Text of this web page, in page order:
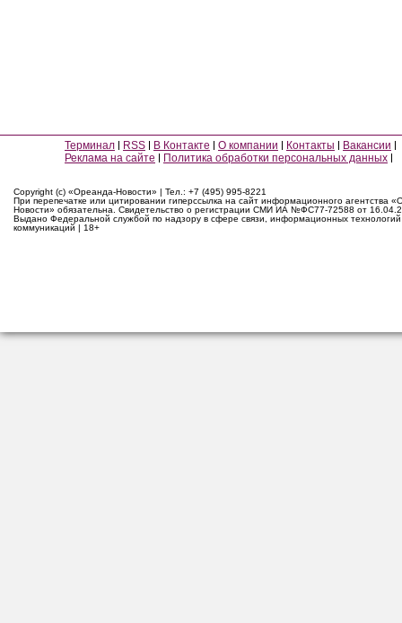
Терминал RSS В Контакте О компании Контакты
Вакансии
Реклама на сайте
Политика обработки персональных данных
Copyright (c) «Ореанда-Новости» | Тел.: +7 (495) 995-8221
При перепечатке или цитировании гиперссылка на сайт информационного агентства
Новости» обязательна. Свидетельство о регистрации СМИ ИА №ФС77-72588 от
Выдано Федеральной службой по надзору в сфере связи, информационных
коммуникаций | 18+